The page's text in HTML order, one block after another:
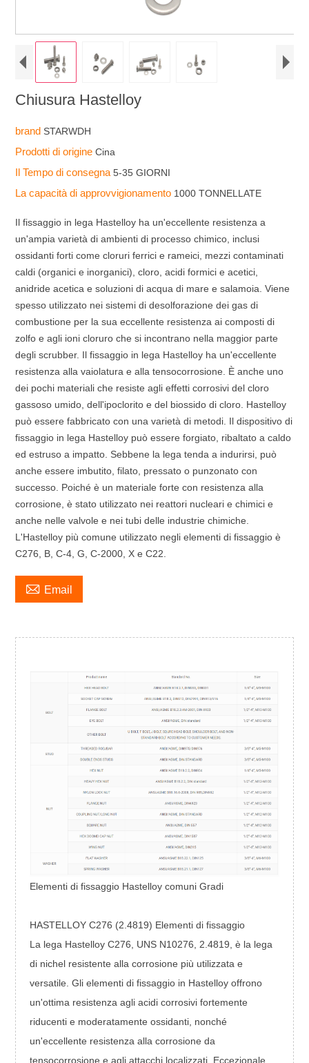
Chiusura Hastelloy
brand STARWDH
Prodotti di origineCina
Il Tempo di consegna5-35 GIORNI
La capacità di approvvigionamento 1000 TONNELLATE
Il fissaggio in lega Hastelloy ha un'eccellente resistenza a
un'ampia varietà di ambienti di processo chimico, inclusi
ossidanti forti come cloruri ferrici e rameici, mezzi contaminati
caldi (organici e inorganici), cloro, acidi formici e acetici,
anidride acetica e soluzioni di acqua di mare e salamoia. Viene
spesso utilizzato nei sistemi di desolforazione dei gas di
combustione per la sua eccellente resistenza ai composti di
zolfo e agli ioni cloruro che si incontrano nella maggior parte
degli scrubber. Il fissaggio in lega Hastelloy ha un'eccellente
resistenza alla vaiolatura e alla tensocorrosione. È anche uno
dei pochi materiali che resiste agli effetti corrosivi del cloro
gassoso umido, dell'ipoclorito e del biossido di cloro. Hastelloy
può essere fabbricato con una varietà di metodi. Il dispositivo di
fissaggio in lega Hastelloy può essere forgiato, ribaltato a caldo
ed estruso a impatto. Sebbene la lega tenda a indurirsi, può
anche essere imbutito, filato, pressato o punzonato con
successo. Poiché è un materiale forte con resistenza alla
corrosione, è stato utilizzato nei reattori nucleari e chimici e
anche nelle valvole e nei tubi delle industrie chimiche.
L'Hastelloy più comune utilizzato negli elementi di fissaggio è
C276, B, C-4, G, C-2000, X e C22.
 Email
Elementi di fissaggio Hastelloy comuni Gradi
HASTELLOY C276 (2.4819) Elementi di fissaggio
La lega Hastelloy C276, UNS N10276, 2.4819, è la lega
di nichel resistente alla corrosione più utilizzata e
versatile. Gli elementi di fissaggio in Hastelloy offrono
un'ottima resistenza agli acidi corrosivi fortemente
riducenti e moderatamente ossidanti, nonché
un'eccellente resistenza alla corrosione da
tensocorrosione e agli attacchi localizzati. Eccezionale